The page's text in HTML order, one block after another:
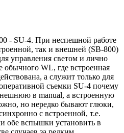
- SU-4. При неспешной работе
так и внешней (SB-800)
управления светом и лично
обычного WL, где встроенная
а служит только для
съемки SU-4 почему
в manual, а встроенную
но нередко бывают глюки,
с встроенной, т.е.
обе вспышки установить в